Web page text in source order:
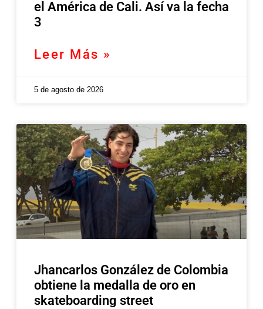
el América de Cali. Así va la fecha
3
Leer Más »
5 de agosto de 2026
Jhancarlos González de Colombia
obtiene la medalla de oro en
skateboarding street